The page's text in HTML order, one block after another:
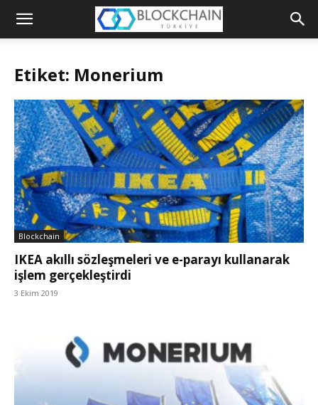
Blockchain
Etiket: Monerium
Blockchain
IKEA akıllı sözleşmeleri ve e-parayı kullanarak
işlem gerçekleştirdi
3 Ekim 2019